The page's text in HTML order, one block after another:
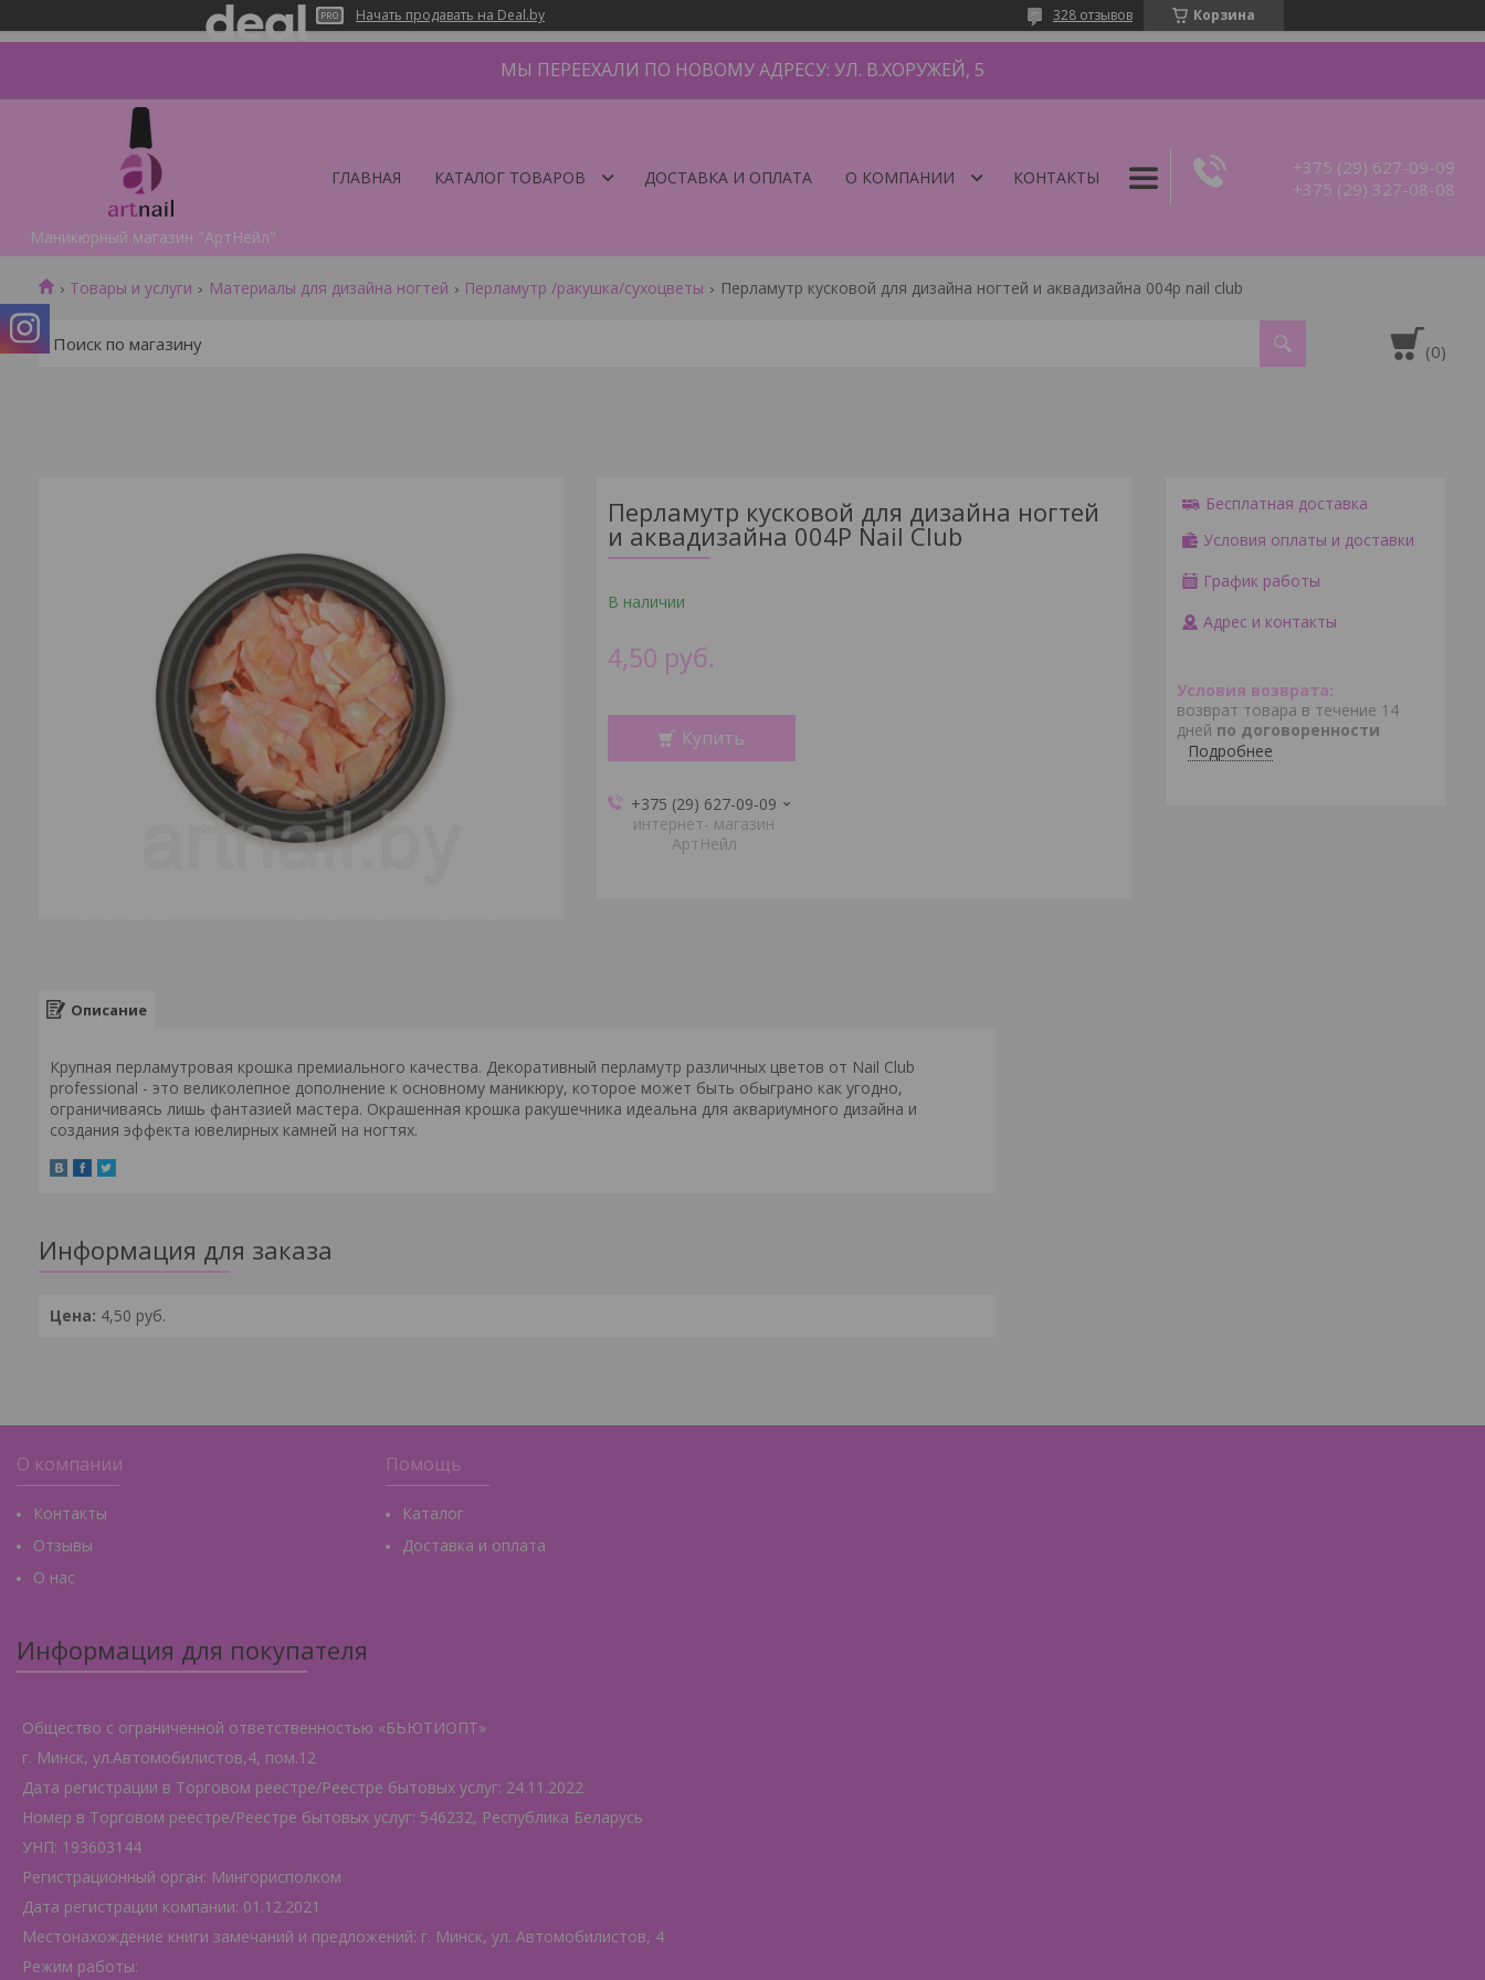
Начать продавать на Deal.by Корзина
328 отзывов
МЫ ПЕРЕЕХАЛИ ПО НОВОМУ АДРЕСУ: УЛ. В.ХОРУЖЕЙ, 5
Маникюрный магазин "АртНейл"
ГЛАВНАЯ КАТАЛОГ ТОВАРОВ ДОСТАВКА И ОПЛАТА О КОМПАНИИ КОНТАКТЫ
+375 (29) 627-09-09
+375 (29) 327-08-08
Товары и услуги Материалы для дизайна ногтей Перламутр /ракушка/сухоцветы Перламутр кусковой для дизайна ногтей и аквадизайна 004p nail club
Перламутр кусковой для дизайна ногтей
и аквадизайна 004P Nail Club
В наличии
4,50 руб.
Купить
+375 (29) 627-09-09
интернет- магазин
АртНейл
Бесплатная доставка
Условия оплаты и доставки
График работы
Адрес и контакты
возврат товара в течение 14
дней по договоренности
Подробнее
Описание
Крупная перламутровая крошка премиального качества. Декоративный перламутр различных цветов от Nail Club
professional - это великолепное дополнение к основному маникюру, которое может быть обыграно как угодно,
ограничиваясь лишь фантазией мастера. Окрашенная крошка ракушечника идеальна для аквариумного дизайна и
создания эффекта ювелирных камней на ногтях.
Информация для заказа
Цена: 4,50 руб.
О компании
Контакты
Отзывы
О нас
Помощь
Каталог
Доставка и оплата
Информация для покупателя
Общество с ограниченной ответственностью «БЬЮТИОПТ»
г. Минск, ул.Автомобилистов,4, пом.12
Дата регистрации в Торговом реестре/Реестре бытовых услуг: 24.11.2022
Номер в Торговом реестре/Реестре бытовых услуг: 546232, Республика Беларусь
УНП: 193603144
Регистрационный орган: Мингорисполком
Дата регистрации компании: 01.12.2021
Местонахождение книги замечаний и предложений: г. Минск, ул. Автомобилистов, 4
Режим работы: